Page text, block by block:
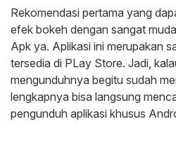
Rekomendasi pertama yang
efek bokeh dengan sangat
Apk ya. Aplikasi ini merupakan
tersedia di PLay Store. Jadi,
mengunduhnya begitu sudah
lengkapnya bisa langsung
pengunduh aplikasi khusus